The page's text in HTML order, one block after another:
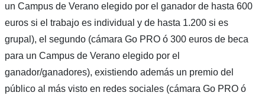
un Campus de Verano elegido por el ganador de hasta 600
euros si el trabajo es individual y de hasta 1.200 si es
grupal), el segundo (cámara Go PRO ó 300 euros de beca
para un Campus de Verano elegido por el
ganador/ganadores), existiendo además un premio del
público al más visto en redes sociales (cámara Go PRO ó